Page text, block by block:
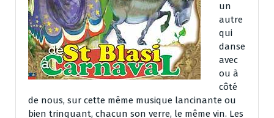
un
autre
qui
danse
avec
ou à
côté
de nous, sur cette même musique lancinante ou
bien trinquant, chacun son verre, le même vin. Les